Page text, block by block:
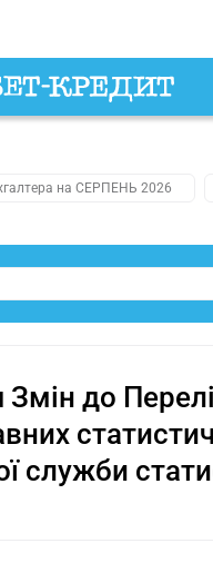
на СЕРПЕНЬ 2026
до
служби